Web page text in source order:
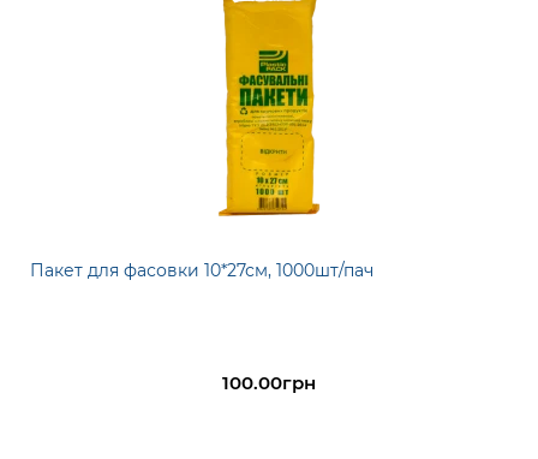
Пакет для фасовки 10*27см, 1000шт/пач
100.00грн